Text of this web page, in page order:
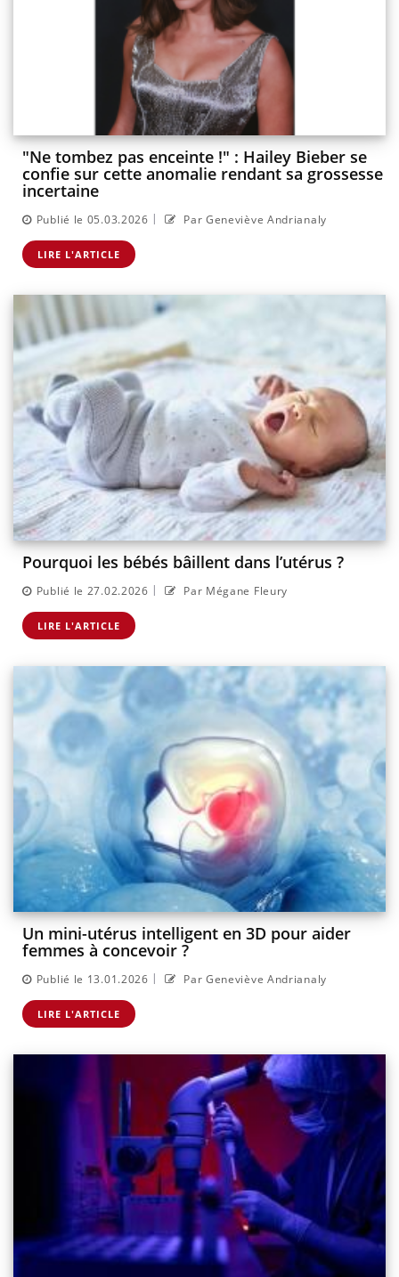
"Ne tombez pas enceinte !" : Hailey Bieber se
confie sur cette anomalie rendant sa grossesse
incertaine
Publié le 05.03.2026 | Par Geneviève Andrianaly
LIRE L'ARTICLE
Pourquoi les bébés bâillent dans l’utérus ?
Publié le 27.02.2026 | Par Mégane Fleury
LIRE L'ARTICLE
Un mini-utérus intelligent en 3D pour aider
femmes à concevoir ?
Publié le 13.01.2026 | Par Geneviève Andrianaly
LIRE L'ARTICLE